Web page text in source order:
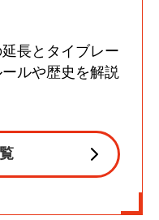
長とタイブレー
ルや歴史を解説